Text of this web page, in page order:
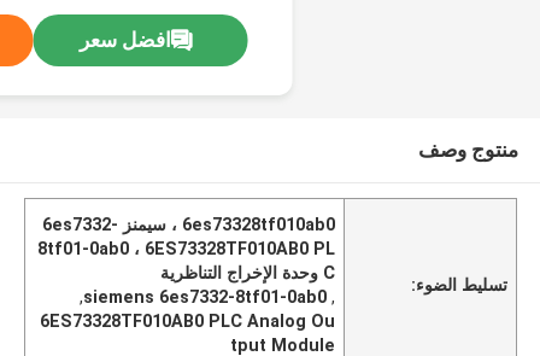
افضل سعر
منتوج وصف
تسليط الضوء:
6es73328tf010ab0 ، سيمنز 6es7332-
8tf01-0ab0 ، 6ES73328TF010AB0 PL
C وحدة الإخراج التناظرية
,
siemens 6es7332-8tf01-0ab0
,
6ES73328TF010AB0 PLC Analog Ou
tput Module